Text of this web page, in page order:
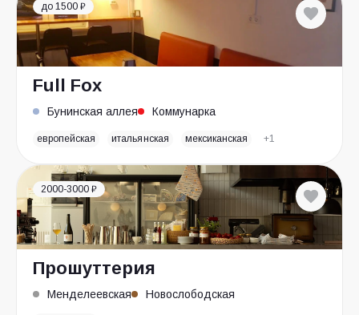
до 1500 ₽
Full Fox
Бунинская аллея Коммунарка
европейская итальянская мексиканская +1
2000-3000 ₽
Прошуттерия
Менделеевская Новослободская